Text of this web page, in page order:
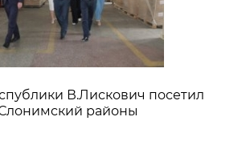
В.Лискович посетил
районы